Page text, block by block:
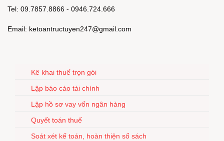
Tel: 09.7857.8866 - 0946.724.666
Email: ketoantructuyen247@gmail.com
Kê khai thuế trọn gói
Lập báo cáo tài chính
Lập hồ sơ vay vốn ngân hàng
Quyết toán thuế
Soát xét kế toán, hoàn thiện sổ sách